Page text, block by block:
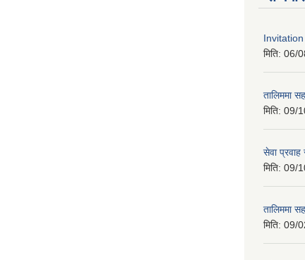
मिति: 06/
तालिममा
मिति: 09/
सेवा प्रवाह
मिति: 09/
तालिममा
मिति: 09/